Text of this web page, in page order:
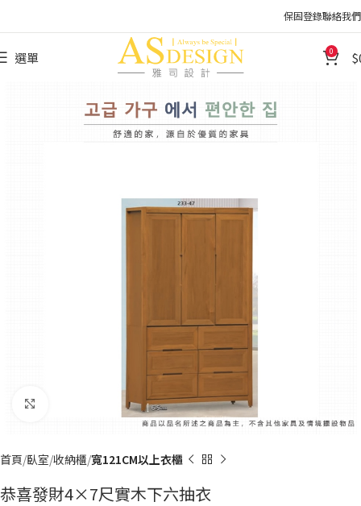
保固登錄聯絡我們
選單 0
首頁 臥室 收納櫃 寬121CM以上衣櫃
恭喜發財4×7尺實木下六抽衣